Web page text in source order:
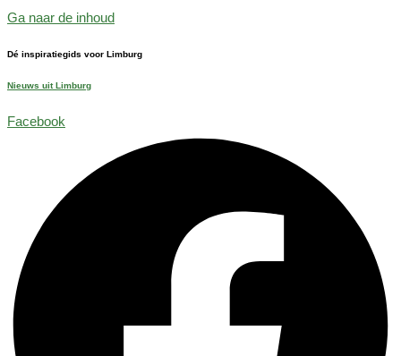
Ga naar de inhoud
Dé inspiratiegids voor Limburg
Nieuws uit Limburg
Facebook